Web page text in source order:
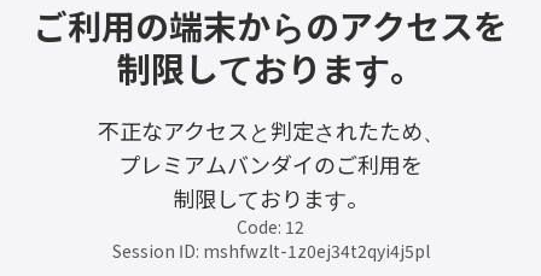
ご利用の端末からのアクセスを
制限しております。
不正なアクセスと判定されたため、
プレミアムバンダイのご利用を
制限しております。
Code: 12
Session ID: mshfwzlt-1z0ej34t2qyi4j5pl